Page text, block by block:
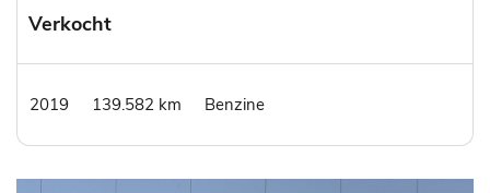
Verkocht
2019 139.582 km Benzine